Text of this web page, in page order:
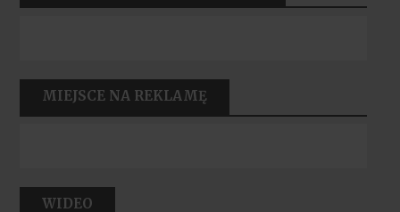
MIEJSCE NA REKLAMĘ
WIDEO